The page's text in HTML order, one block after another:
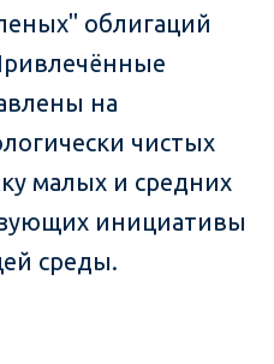
облигаций
на
чистых
малых и средних
инициативы
среды.